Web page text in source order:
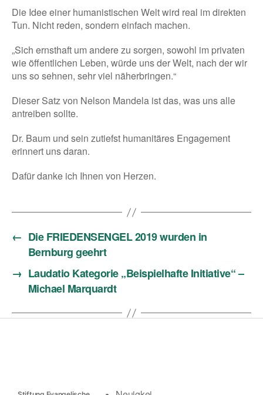
Die Idee einer humanistischen Welt wird real im direkten
Tun. Nicht reden, sondern einfach machen.
„Sich ernsthaft um andere zu sorgen, sowohl im privaten
wie öffentlichen Leben, würde uns der Welt, nach der wir
uns so sehnen, sehr viel näherbringen.“
Dieser Satz von Nelson Mandela ist das, was uns alle
antreiben sollte.
Dr. Baum und sein zutiefst humanitäres Engagement
erinnert uns daran.
Dafür danke ich Ihnen von Herzen.
← Die FRIEDENSENGEL 2019 wurden in
Bernburg geehrt
→ Laudatio Kategorie „Beispielhafte Initiative“ –
Michael Marquardt